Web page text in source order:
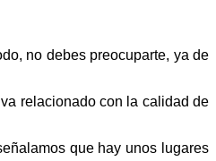
no debes preocuparte, ya de
relacionado con la calidad de
que hay unos lugares